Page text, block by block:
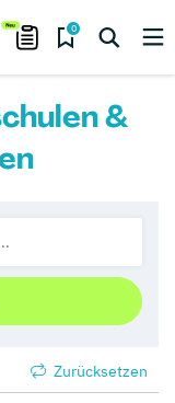
0
&
Zurücksetzen